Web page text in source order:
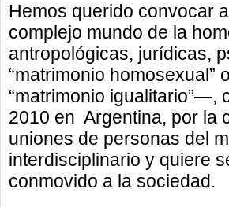
Hemos querido convocar
complejo mundo de la
antropológicas, jurídicas,
“matrimonio homosexual”
“matrimonio igualitario”—,
2010 en Argentina, por la
uniones de personas del
interdisciplinario y quiere
conmovido a la sociedad.